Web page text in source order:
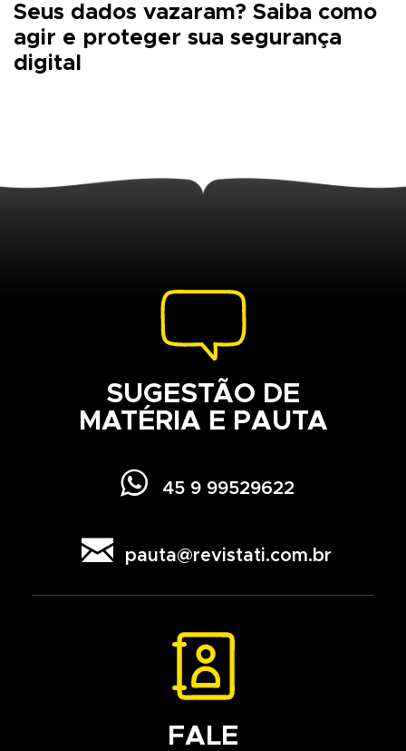
Seus dados vazaram? Saiba como
agir e proteger sua segurança
digital
SUGESTÃO DE
MATÉRIA E PAUTA
 45 9 99529622
 pauta@revistati.com.br
FALE